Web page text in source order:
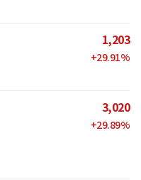
1,203
+29.91%
3,020
+29.89%